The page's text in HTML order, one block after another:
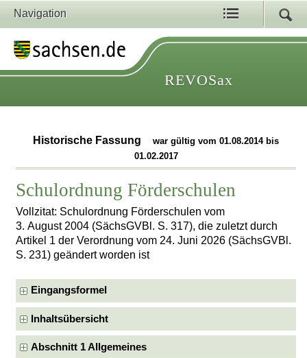
Navigation
REVOSax
Historische Fassung
war gültig vom 01.08.2014 bis
01.02.2017
Schulordnung Förderschulen
Vollzitat: Schulordnung Förderschulen vom
3. August 2004 (SächsGVBl. S. 317), die zuletzt durch
Artikel 1 der Verordnung vom 24. Juni 2026 (SächsGVBl.
S. 231) geändert worden ist
Eingangsformel
Inhaltsübersicht
Abschnitt 1 Allgemeines